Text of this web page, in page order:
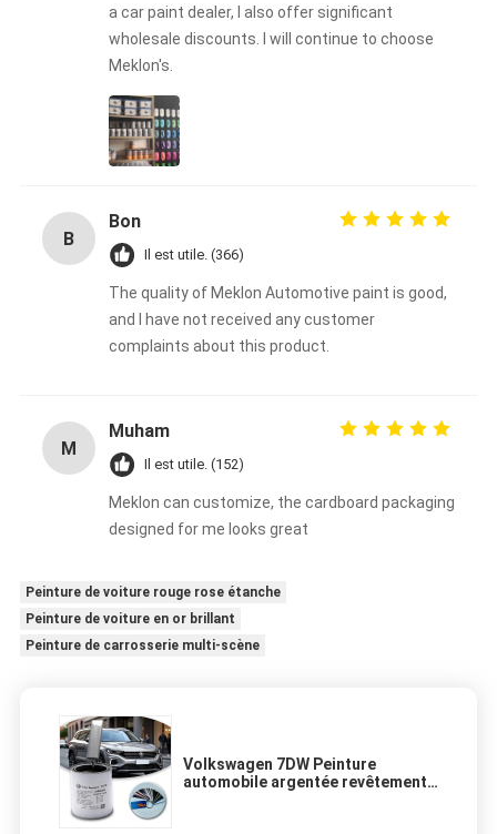
a car paint dealer, I also offer significant
wholesale discounts. I will continue to choose
Meklon's.
B
Bon
Il est utile. (366)
The quality of Meklon Automotive paint is good,
and I have not received any customer
complaints about this product.
M
Muham
Il est utile. (152)
Meklon can customize, the cardboard packaging
designed for me looks great
Peinture de voiture rouge rose étanche
Peinture de voiture en or brillant
Peinture de carrosserie multi-scène
Volkswagen 7DW Peinture
automobile argentée revêtement